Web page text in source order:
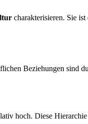
charakterisieren. Sie
Beziehungen sind
hoch. Diese